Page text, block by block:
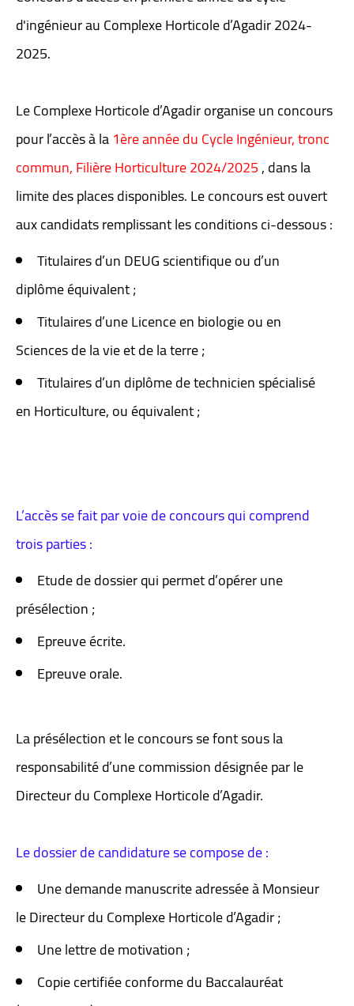
d'ingénieur au Complexe Horticole d’Agadir 2024-
2025.
Le Complexe Horticole d’Agadir organise un concours
pour l’accès à la1ère année du Cycle Ingénieur, tronc
commun, Filière Horticulture 2024/2025, dans la
limite des places disponibles. Le concours est ouvert
aux candidats remplissant les conditions ci-dessous :
Titulaires d’un DEUG scientifique ou d’un
diplôme équivalent ;
Titulaires d’une Licence en biologie ou en
Sciences de la vie et de la terre ;
Titulaires d’un diplôme de technicien spécialisé
en Horticulture, ou équivalent ;
L’accès se fait par voie de concours qui comprend
trois parties :
Etude de dossier qui permet d’opérer une
présélection ;
Epreuve écrite.
Epreuve orale.
La présélection et le concours se font sous la
responsabilité d’une commission désignée par le
Directeur du Complexe Horticole d’Agadir.
Le dossier de candidature se compose de :
Une demande manuscrite adressée à Monsieur
le Directeur du Complexe Horticole d’Agadir ;
Une lettre de motivation ;
Copie certifiée conforme du Baccalauréat